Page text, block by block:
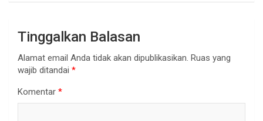
Tinggalkan Balasan
Alamat email Anda tidak akan dipublikasikan. Ruas yang
wajib ditandai *
Komentar *